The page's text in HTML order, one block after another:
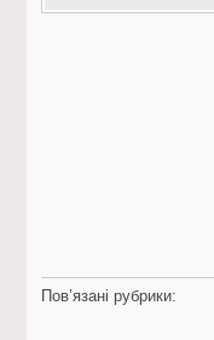
Пов’язані рубрики: